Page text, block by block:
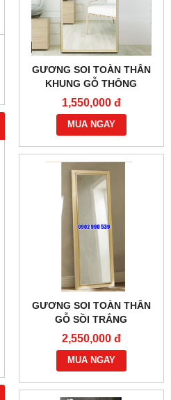
BẾP HẦM THAN ĐÁ KHÔNG GÁY
Vui lòng gọi
GƯƠNG SOI TOÀN THÂN
KHUNG GỖ THÔNG
1,550,000 đ
MUA NGAY
GƯƠNG SOI TOÀN THÂN
GỖ SỒI TRẮNG
2,550,000 đ
MUA NGAY